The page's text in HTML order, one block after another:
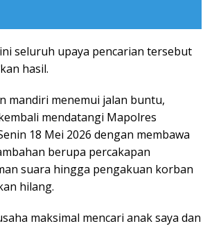
seluruh upaya pencarian tersebut
hasil.
mandiri menemui jalan buntu,
mendatangi Mapolres
18 Mei 2026 dengan membawa
berupa percakapan
suara hingga pengakuan korban
hilang.
maksimal mencari anak saya dan